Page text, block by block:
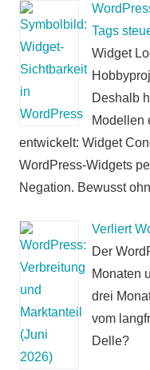
Tags
Widget
Deshalb
Modellen
entwickelt: Widget
WordPress-Widgets
Negation. Bewusst
Verliert
Der
Monaten
drei
vom
Delle?